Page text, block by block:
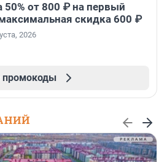
50% от 800 ₽ на первый
скидка 600 ₽
2026
промокоды